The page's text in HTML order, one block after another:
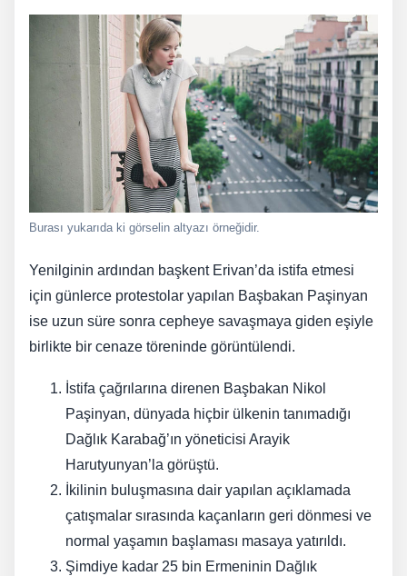
Burası yukarıda ki görselin altyazı örneğidir.
Yenilginin ardından başkent Erivan’da istifa etmesi
için günlerce protestolar yapılan Başbakan Paşinyan
ise uzun süre sonra cepheye savaşmaya giden eşiyle
birlikte bir cenaze töreninde görüntülendi.
İstifa çağrılarına direnen Başbakan Nikol
Paşinyan, dünyada hiçbir ülkenin tanımadığı
Dağlık Karabağ’ın yöneticisi Arayik
Harutyunyan’la görüştü.
İkilinin buluşmasına dair yapılan açıklamada
çatışmalar sırasında kaçanların geri dönmesi ve
normal yaşamın başlaması masaya yatırıldı.
Şimdiye kadar 25 bin Ermeninin Dağlık